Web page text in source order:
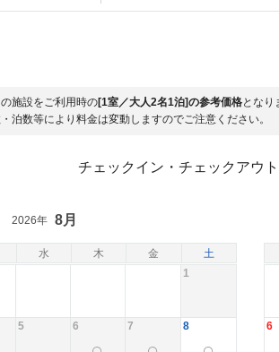
施設をご利用時の[1室／大人2名1泊]の参考価格となり
泊数等により料金は変動しますのでご注意ください。
チェックイン・チェックアウ
水 木 金 土
2026年 8月
1
5 6 7 8 6